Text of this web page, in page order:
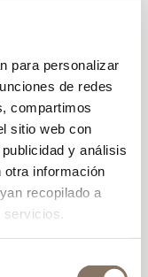
para personalizar
de redes
compartimos
sitio web con
y análisis
otra información
recopilado a
en
sido
en Rafal
disfrutado
se han hecho
a encontrar
sobretodo por